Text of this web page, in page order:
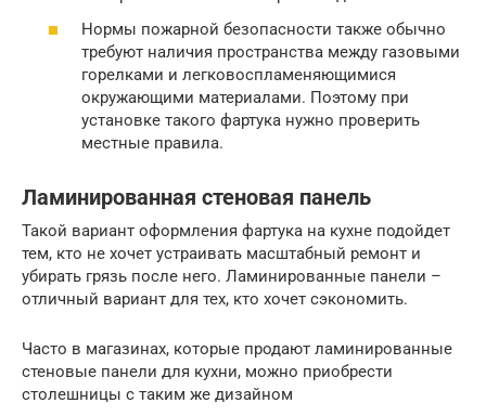
Нормы пожарной безопасности также обычно
требуют наличия пространства между газовыми
горелками и легковоспламеняющимися
окружающими материалами. Поэтому при
установке такого фартука нужно проверить
местные правила.
Ламинированная стеновая панель
Такой вариант оформления фартука на кухне подойдет
тем, кто не хочет устраивать масштабный ремонт и
убирать грязь после него. Ламинированные панели –
отличный вариант для тех, кто хочет сэкономить.
Часто в магазинах, которые продают ламинированные
стеновые панели для кухни, можно приобрести
столешницы с таким же дизайном